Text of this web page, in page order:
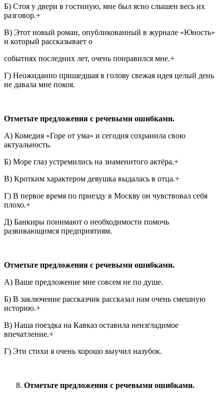
Б) Стоя у двери в гостиную, мне был ясно слышен весь их
разговор.+
В) Этот новый роман, опубликованный в журнале «Юность»
и который рассказывает о
событиях последних лет, очень понравился мне.+
Г) Неожиданно пришедшая в голову свежая идея целый день
не давала мне покоя.
Отметьте предложения с речевыми ошибками.
А) Комедия «Горе от ума» и сегодня сохранила свою
актуальность.
Б) Море глаз устремились на знаменитого актёра.+
В) Кротким характером девушка выдалась в отца.+
Г) В первое время по приезду в Москву он чувствовал себя
плохо.+
Д) Банкиры понимают о необходимости помочь
развивающимся предприятиям.
Отметьте предложения с речевыми ошибками.
А) Ваше предложение мне совсем не по душе.
Б) В заключение рассказчик рассказал нам очень смешную
историю.+
В) Наша поездка на Кавказ оставила неизгладимое
впечатление.+
Г) Эти стихи я очень хорошо выучил назубок.
Отметьте предложения с речевыми ошибками.